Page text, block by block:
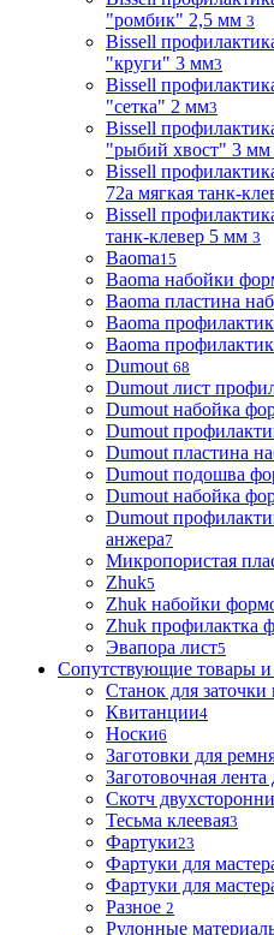
"ромбик" 2,5 мм 3
Bissell
"круги" 3 мм3
Bissell
"сетка" 2 мм3
Bissell
"рыбий хвост" 3 мм
Bissell
72а мягкая танк-
Bissell
танк-клевер 5 мм 3
Baoma15
Baoma набойки
Baoma пластина
Baoma
Baoma
Dumout 68
Dumout лист
Dumout набойка
Dumout
Dumout пластина
Dumout подошва
Dumout набойка
Dumout
анжера7
Микропористая
Zhuk5
Zhuk набойки
Zhuk профилактка
Эвапора лист5
Сопутствующие товары и
Станок для
Квитанции4
Носки6
Заготовки для
Заготовочная лента
Скотч
Тесьма клеевая3
Фартуки23
Фартуки для
Фартуки для
Разное 2
Рулонные